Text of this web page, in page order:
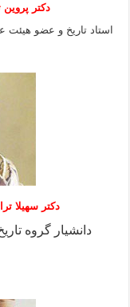
دکتر پروین
استاد تاریخ و عضو
دکتر سهیلا ترابی
دانشیار گروه